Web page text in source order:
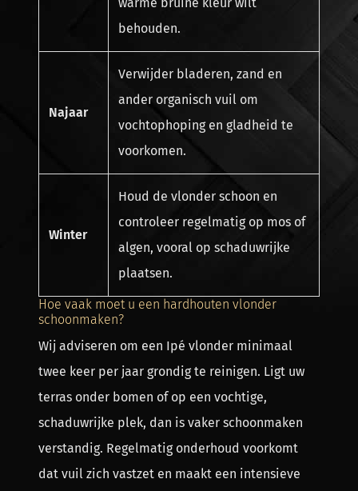
behouden.
Najaar
Verwijder bladeren, zand en
ander organisch vuil om
vochtophoping en gladheid te
voorkomen.
Winter
Houd de vlonder schoon en
controleer regelmatig op mos of
algen, vooral op schaduwrijke
plaatsen.
Hoe vaak moet u een hardhouten vlonder
schoonmaken?
Wij adviseren om een Ipé vlonder minimaal
twee keer per jaar grondig te reinigen. Ligt uw
terras onder bomen of op een vochtige,
schaduwrijke plek, dan is vaker schoonmaken
verstandig. Regelmatig onderhoud voorkomt
dat vuil zich vastzet en maakt een intensieve